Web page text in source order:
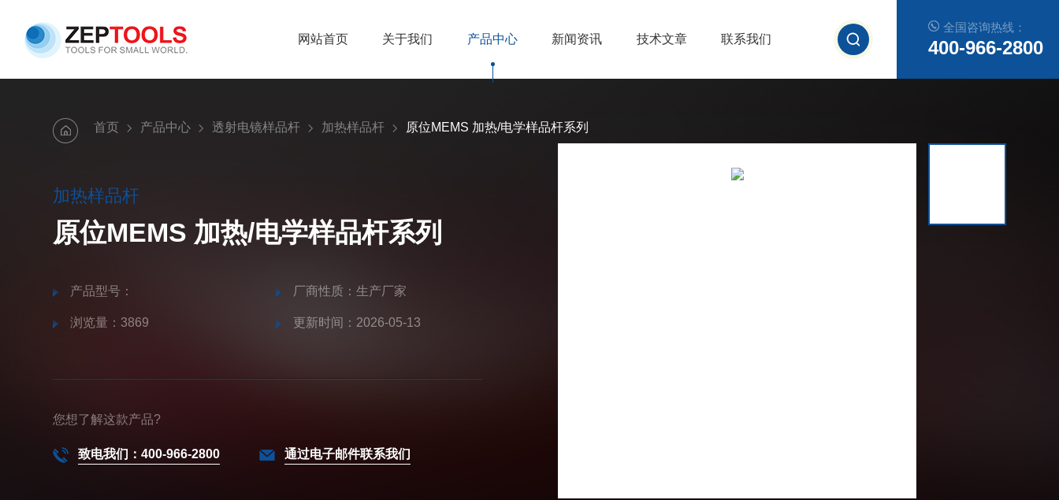
全国咨询热线：
400-966-2800
网站首页 关于我们 产品中心 新闻资讯 技术文章 联系我们
首页 产品中心 透射电镜样品杆 加热样品杆 原位MEMS 加热/电学样品杆系列
加热样品杆
原位MEMS 加热/电学样品杆系列
产品型号： 厂商性质：生产厂家
浏览量：3869 更新时间：2026-05-13
您想了解这款产品?
致电我们：400-966-2800 通过电子邮件联系我们